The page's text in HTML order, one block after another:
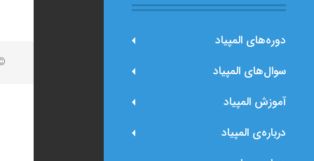
دوره‌های المپیاد
سوال‌های المپیاد
آموزش المپیاد
درباره‌ی المپیاد